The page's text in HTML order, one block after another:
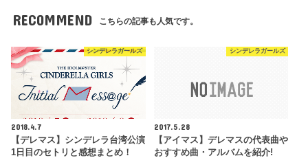
RECOMMEND こちらの記事も人気です。
シンデレラガールズ
2018.4.7
【デレマス】シンデレラ台湾公演
1日目のセトリと感想まとめ！
シンデレラガールズ
2017.5.28
【アイマス】デレマスの代表曲や
おすすめ曲・アルバムを紹介!